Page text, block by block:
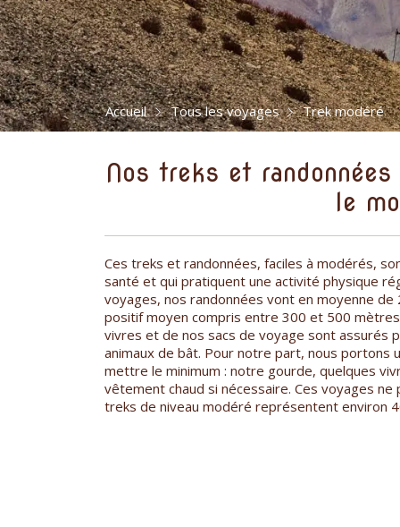
Accueil Tous les voyages Trek modéré
Nos treks et
le
Ces treks et randonnées, faciles à modérés,
santé et qui pratiquent une activité physique
voyages, nos randonnées vont en moyenne
positif moyen compris entre 300 et 500
vivres et de nos sacs de voyage sont assurés
animaux de bât. Pour notre part, nous portons
mettre le minimum : notre gourde, quelques
vêtement chaud si nécessaire. Ces voyages
treks de niveau modéré représentent environ